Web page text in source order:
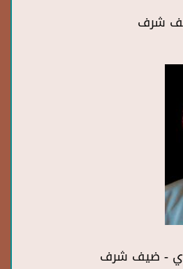
شرف
- ضيف شرف